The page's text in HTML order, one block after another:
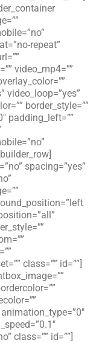
repeat”
video_mp4=””
video_loop=”yes”
border_style=””
padding_left=””
spacing=”yes”
class=”” id=””]
class=”” id=””]